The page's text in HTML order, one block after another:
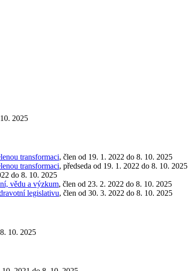
2025
transformaci, člen od 19. 1. 2022 do 8. 10. 2025
transformaci, předseda od 19. 1. 2022 do 8. 10. 2025
do 8. 10. 2025
vědu a výzkum, člen od 23. 2. 2022 do 8. 10. 2025
legislativu, člen od 30. 3. 2022 do 8. 10. 2025
10. 2025